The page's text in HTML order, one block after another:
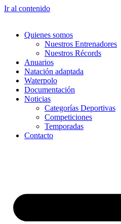
Ir al contenido
Quienes somos
Nuestros Entrenadores
Nuestros Récords
Anuarios
Natación adaptada
Waterpolo
Documentación
Noticias
Categorías Deportivas
Competiciones
Temporadas
Contacto